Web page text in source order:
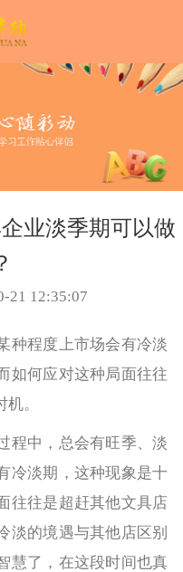
业淡季期可以做
21 12:35:07
程度上市场会有冷淡
如何应对这种局面往往
。
中，总会有旺季、淡
冷淡期，这种现象是十
往往是超赶其他文具店
淡的境遇与其他店区别
慧了，在这段时间也真